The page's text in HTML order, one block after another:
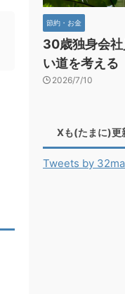
節約・お金
30歳独身会
い道を考える
2026/7/10
Xも(たまに)更
Tweets by